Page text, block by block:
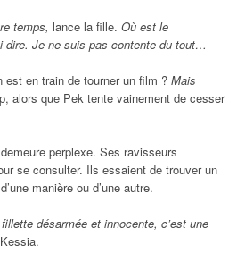
temps, lance la fille. Où est le
dire. Je ne suis pas contente du tout…
est en train de tourner un film ? Mais
alors que Pek tente vainement de cesser
perplexe. Ses ravisseurs
se consulter. Ils essaient de trouver un
manière ou d’une autre.
désarmée et innocente, c’est une